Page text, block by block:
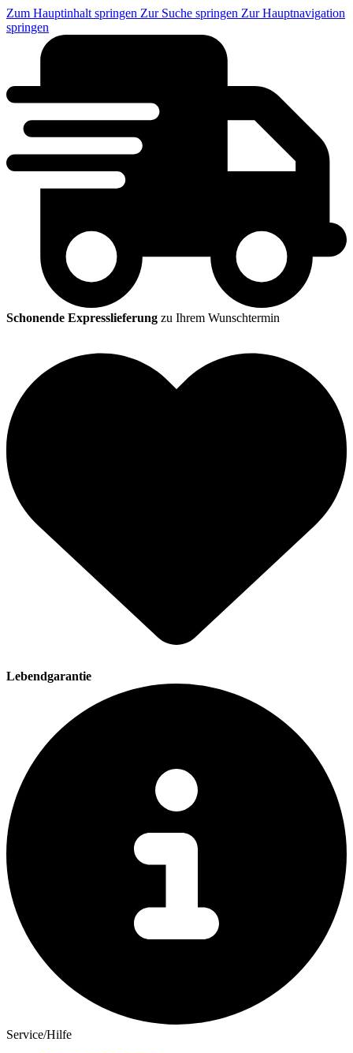
Zum Hauptinhalt springen Zur Suche springen Zur Hauptnavigation
springen
Schonende Expresslieferung zu Ihrem Wunschtermin
Lebendgarantie
Service/Hilfe